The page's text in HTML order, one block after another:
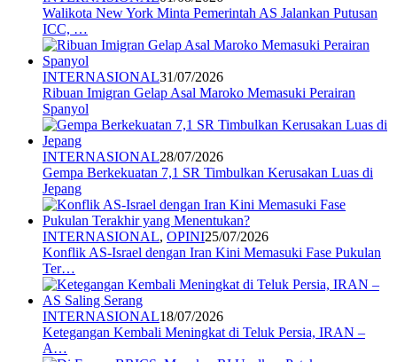
Walikota New York Minta Pemerintah AS Jalankan Putusan
ICC, …
INTERNASIONAL31/07/2026
Ribuan Imigran Gelap Asal Maroko Memasuki Perairan
Spanyol
INTERNASIONAL28/07/2026
Gempa Berkekuatan 7,1 SR Timbulkan Kerusakan Luas di
Jepang
INTERNASIONAL, OPINI25/07/2026
Konflik AS-Israel dengan Iran Kini Memasuki Fase Pukulan
Ter…
INTERNASIONAL18/07/2026
Ketegangan Kembali Meningkat di Teluk Persia, IRAN –
A…